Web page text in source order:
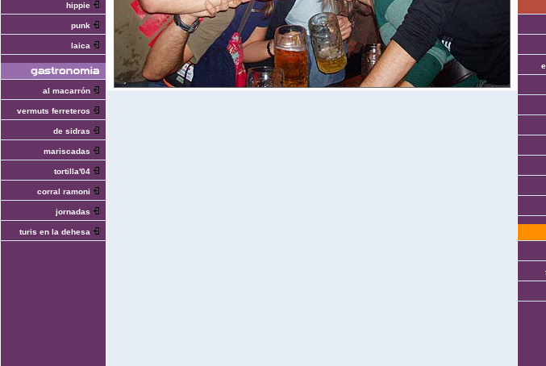
hippie
punk
laica
al macarrón
vermuts ferreteros
de sidras
mariscadas
tortilla'04
corral ramoni
jornadas
turis en la dehesa